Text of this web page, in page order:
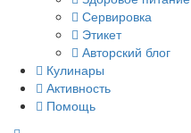
Сервировка
Этикет
Авторский блог
Кулинары
Активность
Помощь